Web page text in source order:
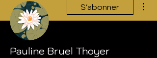
S'abonner
Pauline Bruel Thoyer